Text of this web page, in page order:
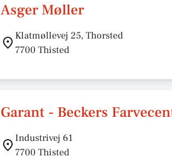
Asger Møller
Klatmøllevej 25, Thorsted
7700 Thisted
Garant - Beckers
Industrivej 61
7700 Thisted